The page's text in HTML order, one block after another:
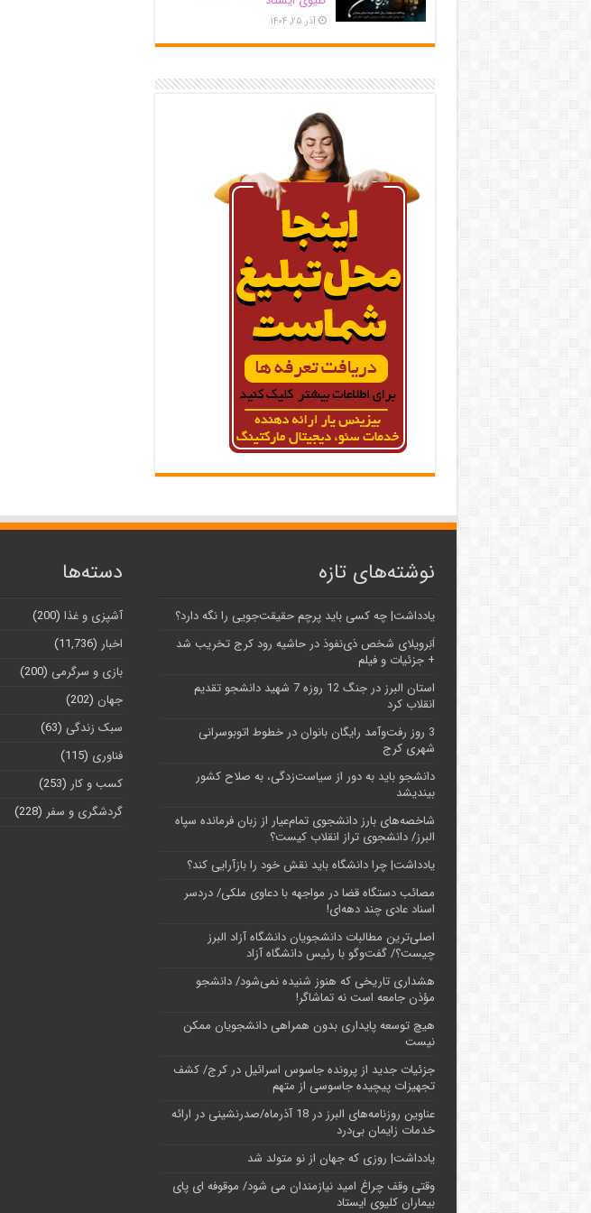
آذر ۲۵, ۱۴۰۴
نوشته‌های تازه
یادداشت| ‌چه کسی باید پرچم حقیقت‌جویی را نگه دارد؟
اَبَر‌ویلای شخص ذی‌نفوذ در حاشیه‌ رود کرج تخریب شد
+ جزئیات و فیلم
استان البرز در جنگ 12 روزه 7 شهید دانشجو تقدیم
انقلاب کرد
3 روز رفت‌وآمد رایگان بانوان در خطوط اتوبوسرانی
شهری کرج
دانشجو باید به دور از سیاست‌زدگی، به صلاح کشور
بیندیشد
شاخصه‌های بارز دانشجوی تمام‌عیار از زبان فرمانده سپاه
البرز/ دانشجوی تراز انقلاب کیست؟
یادداشت| چرا دانشگاه باید نقش خود را بازآرایی کند؟
مصائب دستگاه قضا در مواجهه با دعاوی ملکی/ دردسر
اسناد عادی چند‌ دهه‌ای!
اصلی‌ترین مطالبات دانشجویان دانشگاه آزاد البرز
چیست؟/ گفت‌وگو با رئیس دانشگاه آز‌اد
هشداری تاریخی که هنوز شنیده نمی‌شود/ دانشجو
مؤذن جامعه است نه تماشاگر!
هیچ توسعه پایداری بدون همراهی دانشجویان ممکن
نیست
جزئیات جدید از پرونده جاسوس اسرائیل در کرج/‌ کشف
تجهیزات پیچیده جاسوسی از متهم
عناوین روزنامه‌های البرز در ‌18 آذرماه/صدرنشینی در ارائه
خدمات زایمان بی‌درد
یادداشت| روزی که جهان از نو متولد شد
وقتی وقف چراغ امید نیازمندان می شود/ موقوفه ای پای
بیماران کلیوی ایستاد
دسته‌ها
آشپزی و غذا (200)
اخبار (11,736)
بازی و سرگرمی (200)
جهان (202)
سبک زندگی (63)
فناوری (115)
کسب و کار (253)
گردشگری و سفر (228)